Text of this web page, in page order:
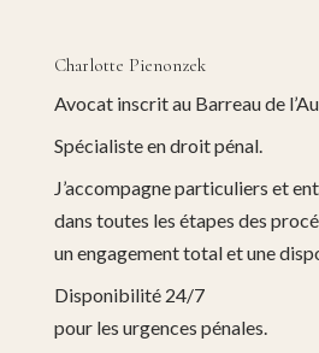
Charlotte Pienonzek
Avocat inscrit au Barreau de
Spécialiste en droit pénal.
J’accompagne particuliers et
dans toutes les étapes des
un engagement total et une
Disponibilité 24/7
pour les urgences pénales.